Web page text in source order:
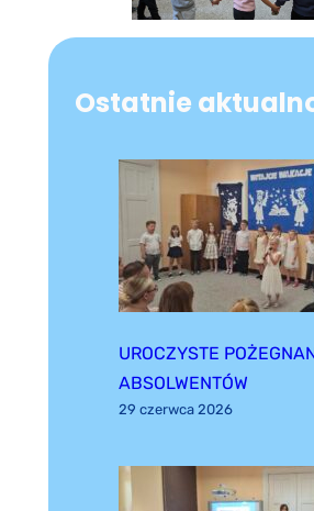
Ostatnie
UROCZYSTE
ABSOLWENTÓW
29 czerwca 2026